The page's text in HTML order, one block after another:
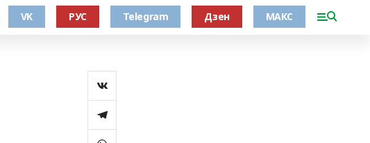
VK РУС Telegram Дзен МАКС